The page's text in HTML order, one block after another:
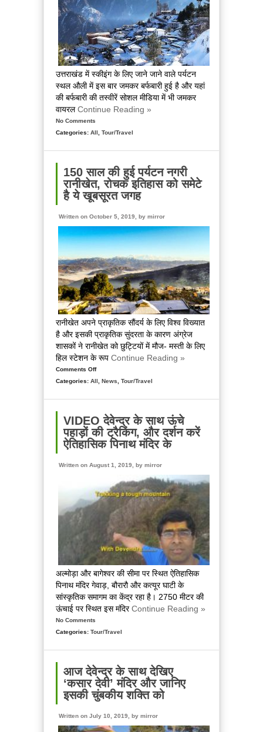
उत्तराखंड में स्कीइंग के लिए जाने जाने वाले पर्यटन
स्थल औली में इस बार जमकर बर्फबारी हुई है और यहां
की बर्फबारी की तस्वीरें सोशल मीडिया में भी जमकर
वायरलContinue Reading »
No Comments
Categories: All Tour/Travel
150 साल की हुई पर्यटन नगरी
रानीखेत, रोचक इतिहास को समेटे
है ये खूबसूरत जगह
Written on October 5, 2019, by mirror
रानीखेत अपने प्राकृतिक सौंदर्य के लिए विश्व विख्यात
है और इसकी प्राकृतिक सुंदरता के कारण अंग्रेज
शासकों ने रानीखेत को छुट्टियों में मौज- मस्ती के लिए
हिल स्टेशन के रूप Continue Reading »
Comments Offon
150
हुई
पर्यटन
नगरी
रोचक
समेटे
खूबसूरत
जगह
Categories: All News Tour/Travel
VIDEO देवेन्द्र के साथ ऊंचे
पहाड़ों की ट्रैकिंग, और दर्शन करें
ऐतिहासिक पिनाथ मंदिर के
Written on August 1, 2019, by mirror
अल्मोड़ा और बागेश्वर की सीमा पर स्थित ऐतिहासिक
पिनाथ मंदिर गेवाड़, बौरारौ और कत्यूर घाटी के
सांस्कृतिक समागम का केंद्र रहा है। 2750 मीटर की
ऊंचाई पर स्थित इस मंदिरContinue Reading »
No Comments
Categories: Tour/Travel
आज देवेन्द्र के साथ देखिए
‘कसार देवी’ मंदिर और जानिए
इसकी चुंबकीय शक्ति को
Written on July 10, 2019, by mirror